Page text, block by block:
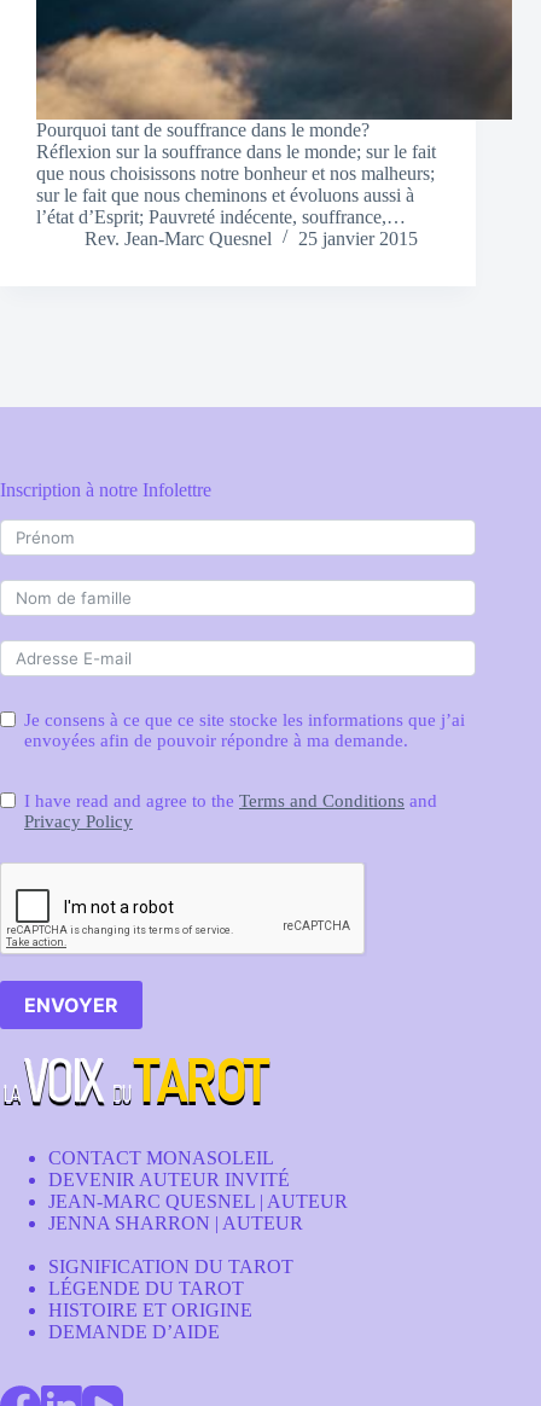
Pourquoi tant de souffrance dans le monde?
Réflexion sur la souffrance dans le monde; sur le fait
que nous choisissons notre bonheur et nos malheurs;
sur le fait que nous cheminons et évoluons aussi à
l’état d’Esprit; Pauvreté indécente, souffrance,…
Rev. Jean-Marc Quesnel
25 janvier 2015
Inscription à notre Infolettre
Je consens à ce que ce site stocke les informations que j’ai
envoyées afin de pouvoir répondre à ma demande.
I have read and agree to the Terms and Conditions and
Privacy Policy
ENVOYER
CONTACT MONASOLEIL
DEVENIR AUTEUR INVITÉ
JEAN-MARC QUESNEL | AUTEUR
JENNA SHARRON | AUTEUR
SIGNIFICATION DU TAROT
LÉGENDE DU TAROT
HISTOIRE ET ORIGINE
DEMANDE D’AIDE